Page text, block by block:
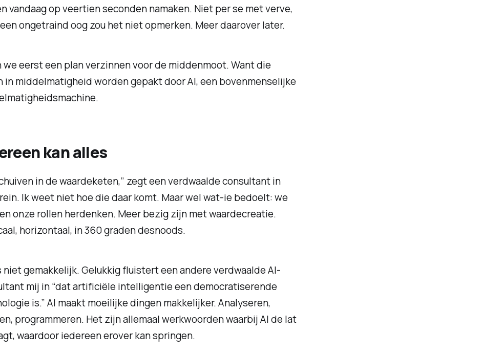
vandaag op veertien seconden namaken. Niet per se met verve,
ongetraind oog zou het niet opmerken. Meer daarover later.
we eerst een plan verzinnen voor de middenmoot. Want die
in middelmatigheid worden gepakt door AI, een bovenmenselijke
kan alles
in de waardeketen,” zegt een verdwaalde consultant in
Ik weet niet hoe die daar komt. Maar wel wat-ie bedoelt: we
onze rollen herdenken. Meer bezig zijn met waardecreatie.
horizontaal, in 360 graden desnoods.
niet gemakkelijk. Gelukkig fluistert een andere verdwaalde AI-
mij in “dat artificiële intelligentie een democratiserende
is.” AI maakt moeilijke dingen makkelijker. Analyseren,
programmeren. Het zijn allemaal werkwoorden waarbij AI de lat
waardoor iedereen erover kan springen.